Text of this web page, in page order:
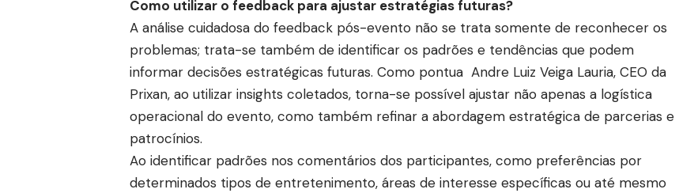
Como utilizar o feedback para ajustar estratégias futuras?
A análise cuidadosa do feedback pós-evento não se trata somente de reconhecer os
problemas; trata-se também de identificar os padrões e tendências que podem
informar decisões estratégicas futuras. Como pontua Andre Luiz Veiga Lauria, CEO da
Prixan, ao utilizar insights coletados, torna-se possível ajustar não apenas a logística
operacional do evento, como também refinar a abordagem estratégica de parcerias e
patrocínios.
Ao identificar padrões nos comentários dos participantes, como preferências por
determinados tipos de entretenimento, áreas de interesse específicas ou até mesmo